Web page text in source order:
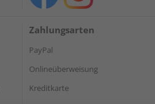
Zahlungsarten
PayPal
Onlineüberweisung
Kreditkarte